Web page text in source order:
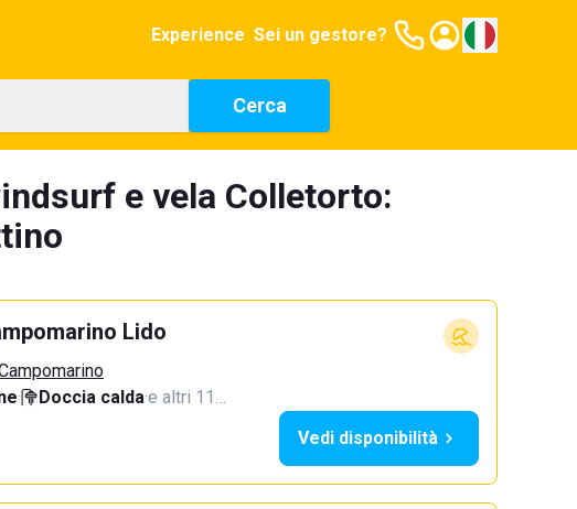
Experience Sei un gestore?
Cerca
e vela Colletorto:
Lido
· Doccia calda·e altri 11…
Vedi disponibilità